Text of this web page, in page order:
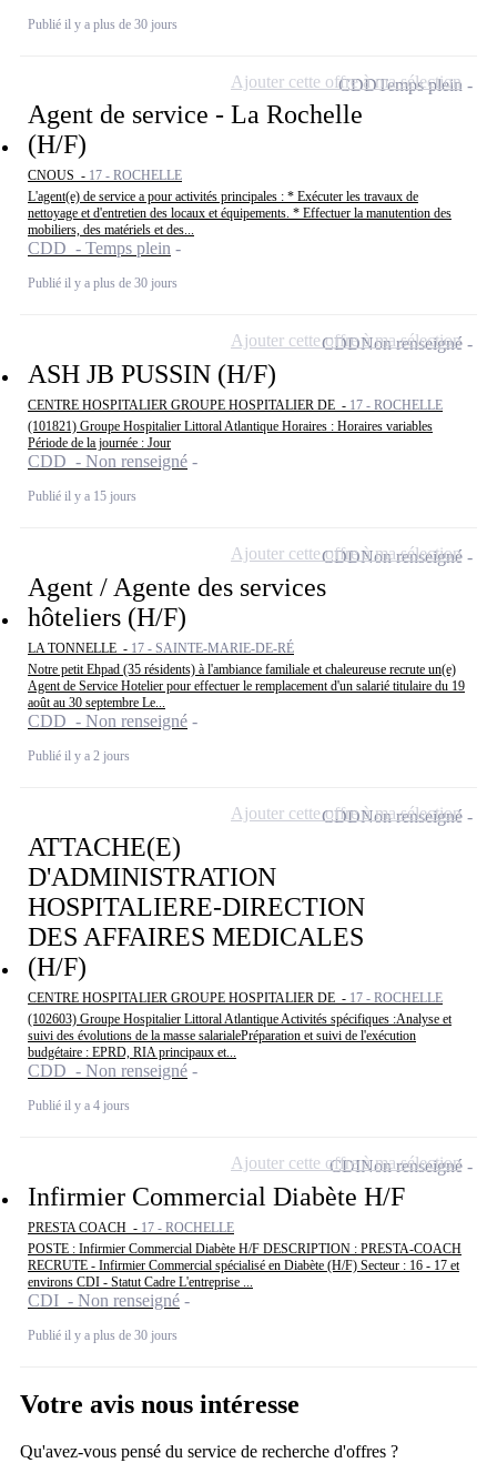
Publié il y a plus de 30 jours
Agent de service - La Rochelle
(H/F)
CNOUS - 17 - ROCHELLE
L'agent(e) de service a pour activités principales : * Exécuter les travaux de
nettoyage et d'entretien des locaux et équipements. * Effectuer la manutention des
mobiliers, des matériels et des...
CDD - Temps plein
Publié il y a plus de 30 jours
CDDTemps plein
Ajouter cette offre à ma sélection
ASH JB PUSSIN (H/F)
CENTRE HOSPITALIER GROUPE HOSPITALIER DE - 17 - ROCHELLE
(101821) Groupe Hospitalier Littoral Atlantique Horaires : Horaires variables
Période de la journée : Jour
CDD - Non renseigné
Publié il y a 15 jours
CDDNon renseigné
Ajouter cette offre à ma sélection
Agent / Agente des services
hôteliers (H/F)
LA TONNELLE - 17 - SAINTE-MARIE-DE-RÉ
Notre petit Ehpad (35 résidents) à l'ambiance familiale et chaleureuse recrute un(e)
Agent de Service Hotelier pour effectuer le remplacement d'un salarié titulaire du 19
août au 30 septembre Le...
CDD - Non renseigné
Publié il y a 2 jours
CDDNon renseigné
Ajouter cette offre à ma sélection
ATTACHE(E)
D'ADMINISTRATION
HOSPITALIERE-DIRECTION
DES AFFAIRES MEDICALES
(H/F)
CENTRE HOSPITALIER GROUPE HOSPITALIER DE - 17 - ROCHELLE
(102603) Groupe Hospitalier Littoral Atlantique Activités spécifiques :Analyse et
suivi des évolutions de la masse salarialePréparation et suivi de l'exécution
budgétaire : EPRD, RIA principaux et...
CDD - Non renseigné
Publié il y a 4 jours
CDDNon renseigné
Ajouter cette offre à ma sélection
Infirmier Commercial Diabète H/F
PRESTA COACH - 17 - ROCHELLE
POSTE : Infirmier Commercial Diabète H/F DESCRIPTION : PRESTA-COACH
RECRUTE - Infirmier Commercial spécialisé en Diabète (H/F) Secteur : 16 - 17 et
environs CDI - Statut Cadre L'entreprise ...
CDI - Non renseigné
Publié il y a plus de 30 jours
CDINon renseigné
Ajouter cette offre à ma sélection
Votre avis nous intéresse
Qu'avez-vous pensé du service de recherche d'offres ?